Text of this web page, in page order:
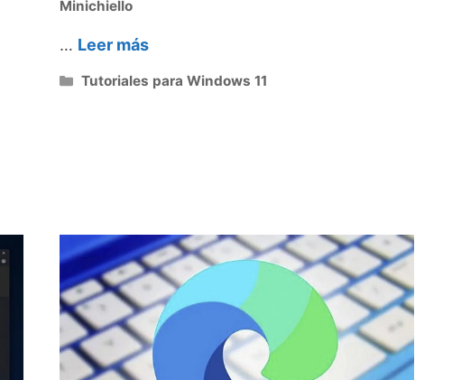
Minichiello
… Leer más
Categorías
Tutoriales para Windows 11